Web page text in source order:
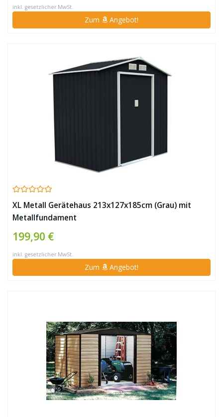
inkl. gesetzlicher MwSt.
Zum Angebot!
XL Metall Gerätehaus 213x127x185cm (Grau) mit
Metallfundament
199,90 €
inkl. gesetzlicher MwSt.
Zum Angebot!